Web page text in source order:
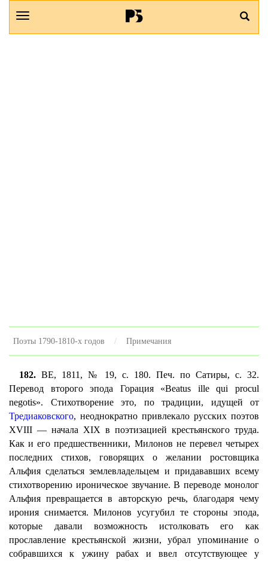
Поэты 1790-1810-х годов Примечания
182. BE, 1811, № 19, с. 180. Печ. по Сатиры, с. 32.
Перевод второго эпода Горация «Beatus ille qui procul
negotis». Стихотворение это, по традиции, идущей от
Тредиаковского, неоднократно привлекало русских поэтов
XVIII — начала XIX в поэтизацией крестьянского труда.
Как и его предшественники, Милонов не перевел четырех
последних стихов, говорящих о желании ростовщика
Альфия сделаться землевладельцем и придававших всему
стихотворению ироническое звучание. В переводе монолог
Альфия превращается в авторскую речь, благодаря чему
ирония снимается. Милонов усугубил те стороны эпода,
которые давали возможность истолковать его как
прославление крестьянской жизни, убрал упоминание о
собравшихся к ужину рабах и ввел отсутствующее у